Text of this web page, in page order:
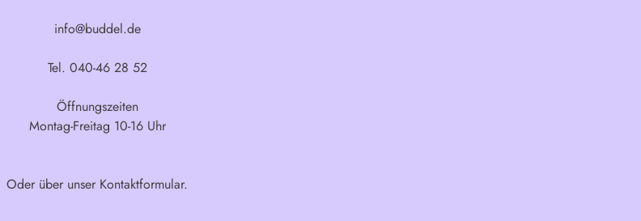
info@buddel.de
Tel. 040-46 28 52
Öffnungszeiten
Montag-Freitag 10-16 Uhr
Oder über unser Kontaktformular.